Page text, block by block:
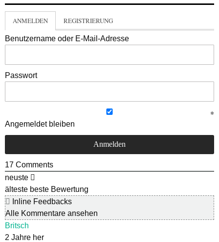
ANMELDEN REGISTRIERUNG
Benutzername oder E-Mail-Adresse
Passwort
Angemeldet bleiben
17 Comments
neuste
älteste beste Bewertung
Inline Feedbacks
Alle Kommentare ansehen
Britsch
2 Jahre her